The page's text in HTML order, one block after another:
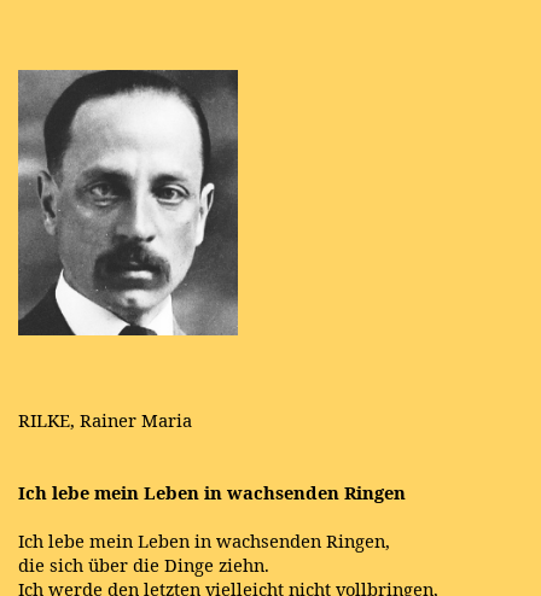
RILKE, Rainer Maria
Ich lebe mein Leben in wachsenden Ringen
Ich lebe mein Leben in wachsenden Ringen,
die sich über die Dinge ziehn.
Ich werde den letzten vielleicht nicht vollbringen,